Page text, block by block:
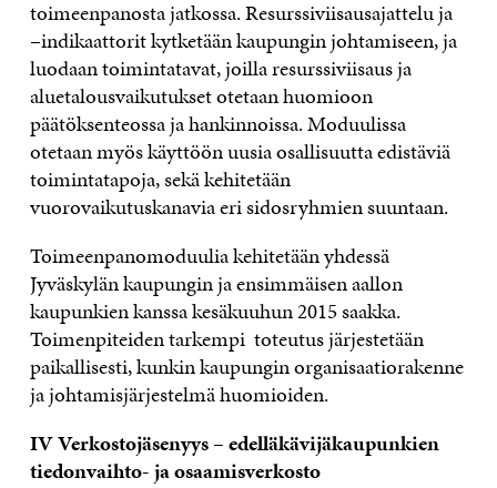
toimeenpanosta jatkossa. Resurssiviisausajattelu ja
–indikaattorit kytketään kaupungin johtamiseen, ja
luodaan toimintatavat, joilla resurssiviisaus ja
aluetalousvaikutukset otetaan huomioon
päätöksenteossa ja hankinnoissa. Moduulissa
otetaan myös käyttöön uusia osallisuutta edistäviä
toimintatapoja, sekä kehitetään
vuorovaikutuskanavia eri sidosryhmien suuntaan.
Toimeenpanomoduulia kehitetään yhdessä
Jyväskylän kaupungin ja ensimmäisen aallon
kaupunkien kanssa kesäkuuhun 2015 saakka.
Toimenpiteiden tarkempi toteutus järjestetään
paikallisesti, kunkin kaupungin organisaatiorakenne
ja johtamisjärjestelmä huomioiden.
IV Verkostojäsenyys – edelläkävijäkaupunkien
tiedonvaihto- ja osaamisverkosto